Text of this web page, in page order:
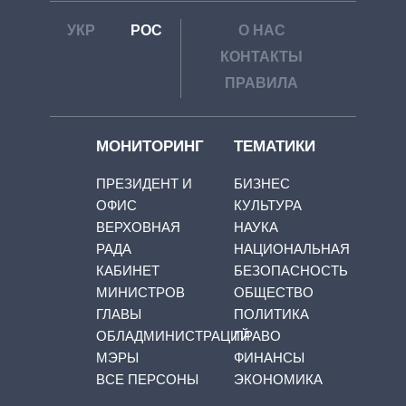
УКР РОС
О НАС
КОНТАКТЫ
ПРАВИЛА
МОНИТОРИНГ
ПРЕЗИДЕНТ И
ОФИС
ВЕРХОВНАЯ
РАДА
КАБИНЕТ
МИНИСТРОВ
ГЛАВЫ
ОБЛАДМИНИСТРАЦИЙ
МЭРЫ
ВСЕ ПЕРСОНЫ
ТЕМАТИКИ
БИЗНЕС
КУЛЬТУРА
НАУКА
НАЦИОНАЛЬНАЯ
БЕЗОПАСНОСТЬ
ОБЩЕСТВО
ПОЛИТИКА
ПРАВО
ФИНАНСЫ
ЭКОНОМИКА